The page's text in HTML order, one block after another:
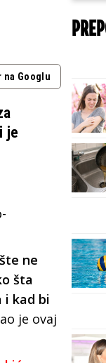
na Googlu
je
ne
šta
i kad bi
je ovaj